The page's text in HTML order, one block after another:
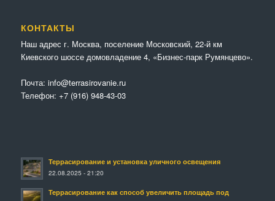
КОНТАКТЫ
Наш адрес г. Москва, поселение Московский, 22-й км
Киевского шоссе домовладение 4, «Бизнес-парк Румянцево».
Почта: info@terrasirovanie.ru
Телефон: +7 (916) 948-43-03
Террасирование и установка уличного освещения
22.08.2025 - 21:20
Террасирование как способ увеличить площадь под